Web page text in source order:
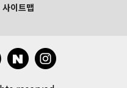
사이트맵